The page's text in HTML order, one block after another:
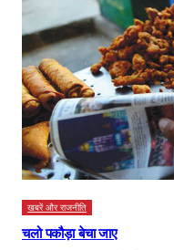
खबरें और राजनीति
चलो पकौड़ा बेचा जाए